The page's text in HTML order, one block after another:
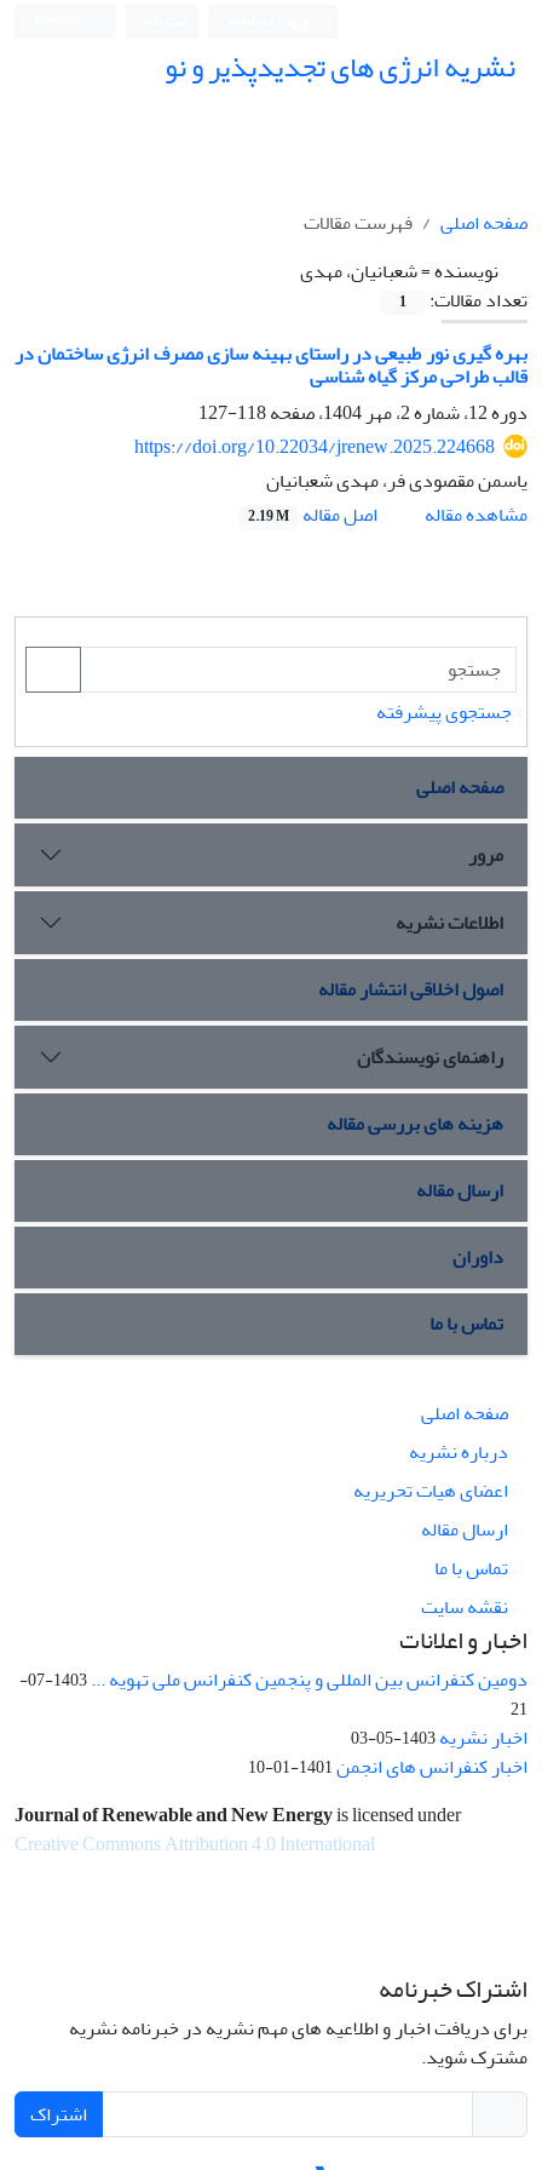
نشریه انرژی های تجدیدپذیر و نو
صفحه اصلی
فهرست مقالات
نویسنده =شعبانیان، مهدی
تعداد مقالات:
1
بهره گیری نور طبیعی در راستای بهینه سازی مصرف انرژی ساختمان در
قالب طراحی مرکز گیاه شناسی
دوره 12، شماره 2، مهر 1404، صفحه
118-127
https://doi.org/10.22034/jrenew.2025.224668
یاسمن مقصودی فر، مهدی شعبانیان
مشاهده مقاله
اصل مقاله 2.19 M
جستجوی پیشرفته
صفحه اصلی
مرور
اطلاعات نشریه
اصول اخلاقی انتشار مقاله
راهنمای نویسندگان
هزینه های بررسی مقاله
ارسال مقاله
داوران
تماس با ما
صفحه اصلی
درباره نشریه
اعضای هیات تحریریه
ارسال مقاله
تماس با ما
نقشه سایت
اخبار و اعلانات
دومین کنفرانس بین المللی و پنجمین کنفرانس ملی تهویه ...
1403-07-
21
اخبار نشریه1403-05-03
اخبار کنفرانس های انجمن1401-01-10
Journal of Renewable and New Energyis licensed under
Creative Commons Attribution 4.0 International
اشتراک خبرنامه
برای دریافت اخبار و اطلاعیه های مهم نشریه در خبرنامه نشریه
مشترک شوید.
اشتراک